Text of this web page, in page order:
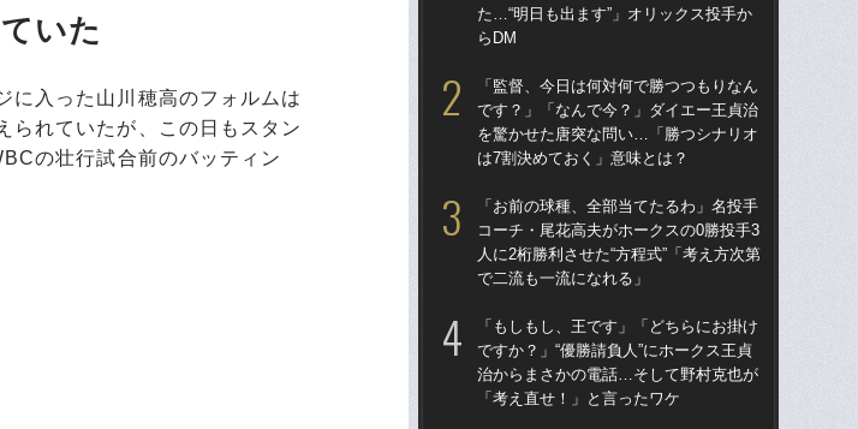
いた
入った山川穂高のフォルムは
られていたが、この日もスタン
の壮行試合前のバッティン
た…“明日も出ます”」オリックス投手か
らDM
「監督、今日は何対何で勝つつもりなん
です？」「なんで今？」ダイエー王貞治
を驚かせた唐突な問い…「勝つシナリオ
は7割決めておく」意味とは？
「お前の球種、全部当てたるわ」名投手
コーチ・尾花高夫がホークスの0勝投手3
人に2桁勝利させた“方程式”「考え方次第
で二流も一流になれる」
「もしもし、王です」「どちらにお掛け
ですか？」“優勝請負人”にホークス王貞
治からまさかの電話…そして野村克也が
「考え直せ！」と言ったワケ